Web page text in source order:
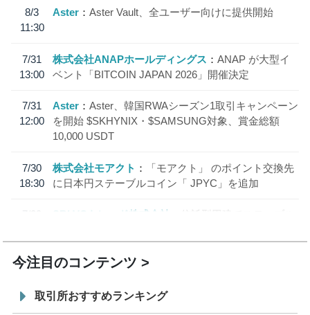
8/3
11:30
Aster Aster Vault、全ユーザー向けに提供開始
7/31
13:00
株式会社ANAPホールディングス
ANAP が大型イ
ベント「BITCOIN JAPAN 2026」開催決定
7/31
12:00
Aster
Aster、韓国RWAシーズン1取引キャンペーン
を開始 $SKHYNIX・$SAMSUNG対象、賞金総額
10,000 USDT
7/30
18:30
株式会社モアクト
「モアクト」 のポイント交換先
に日本円ステーブルコイン「 JPYC」を追加
7/29
SBI VCトレード株式会社
信託型円建てステーブル
今注目のコンテンツ
取引所おすすめランキング